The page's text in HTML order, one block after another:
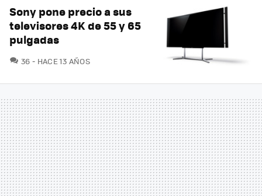
Sony pone precio a sus
televisores 4K de 55 y 65
pulgadas
36 COMENTARIOS
HACE 13 AÑOS